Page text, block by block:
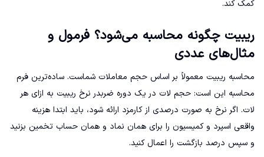
کمک کند.
ریبیت چگونه محاسبه می‌شود؟ فرمول و
مثال‌های عددی
محاسبه ریبیت معمولاً بر اساس حجم معاملات شماست. ساده‌ترین فرم
محاسبه این است: حجم لات در یک دوره ضربدر نرخ ریبیت به ازای هر
لات. اگر نرخ به صورت درصدی از کارمزد ارائه شود، باید ابتدا هزینه
واقعی اسپرد و کمیسیون را برای همان نماد و همان حساب تخمین بزنید
و سپس درصد بازگشت را اعمال کنید.